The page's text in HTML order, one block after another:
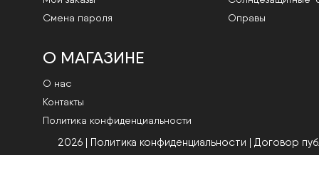
Смена пароля
Оправы
О МАГАЗИНЕ
О нас
Контакты
Политика конфиденциальности
2026 | Политика конфиденциальности | Договор